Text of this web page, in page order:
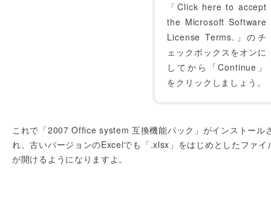
「Click here to accept
the Microsoft Software
License Terms.」のチ
ェックボックスをオンに
してから「Continue」
をクリックしましょう。
これで「2007 Office system 互換機能パック」がインストール
れ、古いバージョンのExcelでも「.xlsx」をはじめとしたファイ
が開けるようになりますよ。